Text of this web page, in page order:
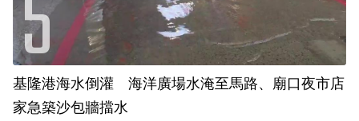
基隆港海水倒灌 海洋廣場水淹至馬路、廟口夜市店
家急築沙包牆擋水